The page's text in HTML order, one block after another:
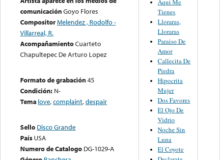
comunicaciónGoyo Flores
CompositorMelendez , Rodolfo -
Villarreal, R.
AcompañamientoCuarteto
Chapultepec De Arturo Lopez
Formato de grabación45
Condición: N-
Tema love,complaint,despair
Sello Disco Grande
País USA
Numero de Catalogo DG-1029-A
Aqui Me
Tienes
Lloraras,
Lloraras
Paraiso De
Amor
Callecita De
Piedra
Hipocrita
Mujer
Dos Favores
El Ojo De
Vidrio
Noche Sin
Luna
El Coyote